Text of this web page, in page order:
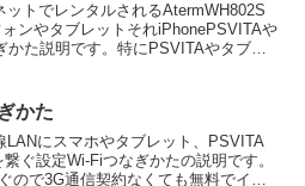
トでレンタルされるAtermWH802S
ンやタブレットそれiPhonePSVITAや
かた説明です。特にPSVITAやタブレ
かた
LANにスマホやタブレット、PSVITA
ぐ設定Wi-Fiつなぎかたの説明です。
ので3G通信契約なくても無料でイン